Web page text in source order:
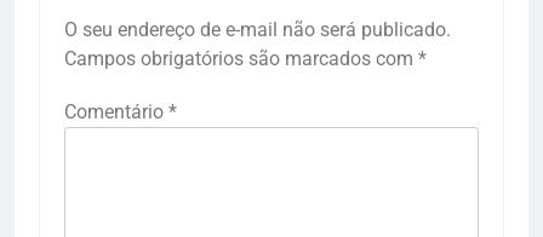
O seu endereço de e-mail não será publicado.
Campos obrigatórios são marcados com *
Comentário *